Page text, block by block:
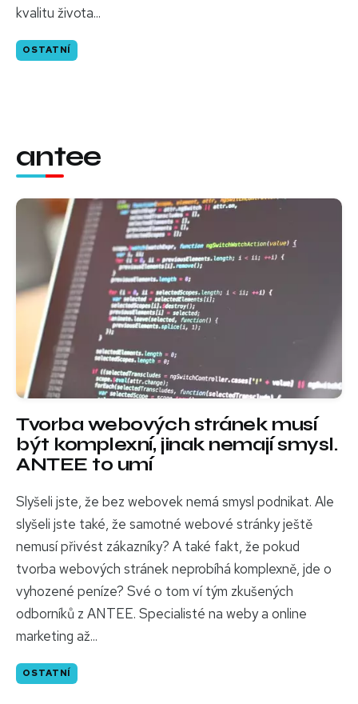
kvalitu života...
OSTATNÍ
antee
Tvorba webových stránek musí
být komplexní, jinak nemají smysl.
ANTEE to umí
Slyšeli jste, že bez webovek nemá smysl podnikat. Ale
slyšeli jste také, že samotné webové stránky ještě
nemusí přivést zákazníky? A také fakt, že pokud
tvorba webových stránek neprobíhá komplexně, jde o
vyhozené peníze? Své o tom ví tým zkušených
odborníků z ANTEE. Specialisté na weby a online
marketing až...
OSTATNÍ